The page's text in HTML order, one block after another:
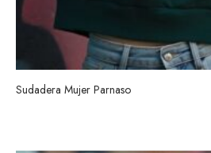
Sudadera Mujer Parnaso